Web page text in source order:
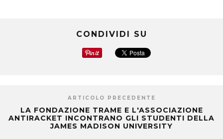
CONDIVIDI SU
ARTICOLO PRECEDENTE
LA FONDAZIONE TRAME E L'ASSOCIAZIONE
ANTIRACKET INCONTRANO GLI STUDENTI DELLA
JAMES MADISON UNIVERSITY